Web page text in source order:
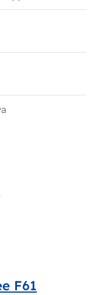
F61